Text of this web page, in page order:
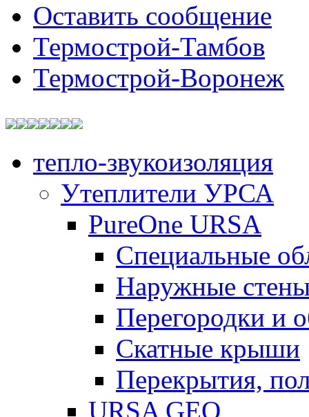
Оставить сообщение
Термострой-Тамбов
Термострой-Воронеж
тепло-звукоизоляция
Утеплители УРСА
PureOne URSA
Специальные
Наружные
Перегородки и
Скатные крыши
Перекрытия,
URSA GEO